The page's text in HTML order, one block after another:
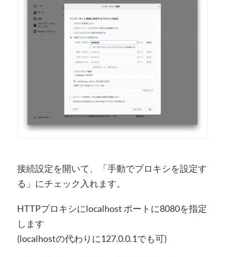
接続設定を開いて、「手動でプロキシを設定す
る」にチェック入れます。
HTTPプロキシにlocalhost ポートに8080を指定
します
(localhostの代わりに127.0.0.1でも可)